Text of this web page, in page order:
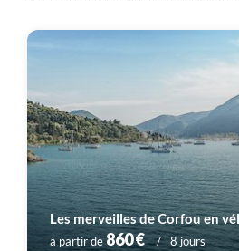
Voyage
Lacs italiens à Venise
Voyage
Sicile et îles éoliennes
à partir de 860 € 8 jours